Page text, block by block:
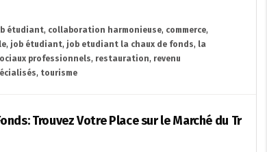
étudiant, collaboration harmonieuse, commerce,
, job étudiant, job etudiant la chaux de fonds, la
professionnels, restauration, revenu
, tourisme
Trouvez Votre Place sur le Marché du Tr